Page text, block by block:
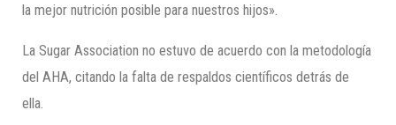
la mejor nutrición posible para nuestros hijos».
La Sugar Association no estuvo de acuerdo con la metodología
del AHA, citando la falta de respaldos científicos detrás de
ella.